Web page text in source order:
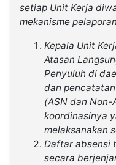
setiap Unit Kerja
mekanisme
Kepala Unit
Atasan
Penyuluh di
dan
(ASN dan
koordinasinya
melaksanakan
Daftar absensi
secara